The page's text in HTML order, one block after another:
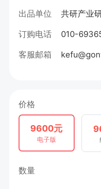
出品单位 共研产业
订购电话 010-
客服邮箱
价格
9600元
电子版
数量